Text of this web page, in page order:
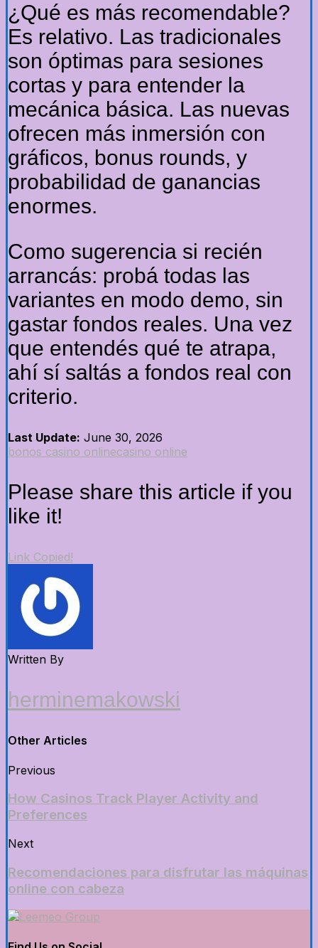
¿Qué es más recomendable?
Es relativo. Las tradicionales
son óptimas para sesiones
cortas y para entender la
mecánica básica. Las nuevas
ofrecen más inmersión con
gráficos, bonus rounds, y
probabilidad de ganancias
enormes.
Como sugerencia si recién
arrancás: probá todas las
variantes en modo demo, sin
gastar fondos reales. Una vez
que entendés qué te atrapa,
ahí sí saltás a fondos real con
criterio.
Last Update: June 30, 2026
bonos casino onlinecasino online
Please share this article if you
like it!
Link Copied!
Written By
herminemakowski
Other Articles
Previous
How Casinos Track Player Activity and
Preferences
Next
Recomendaciones para disfrutar las máquinas
online con cabeza